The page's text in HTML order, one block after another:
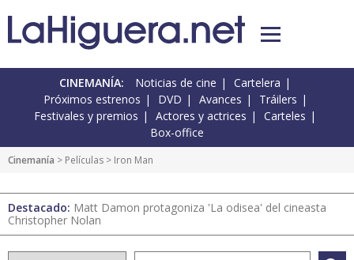
CINEMANÍA: Noticias de cine
Cartelera
Próximos estrenos
DVD Avances
Tráilers
Festivales y premios
Actores y actrices
Carteles
Box-office
Cinemanía > Películas > Iron Man
Destacado: Matt Damon protagoniza 'La odisea' del cineasta
Christopher Nolan